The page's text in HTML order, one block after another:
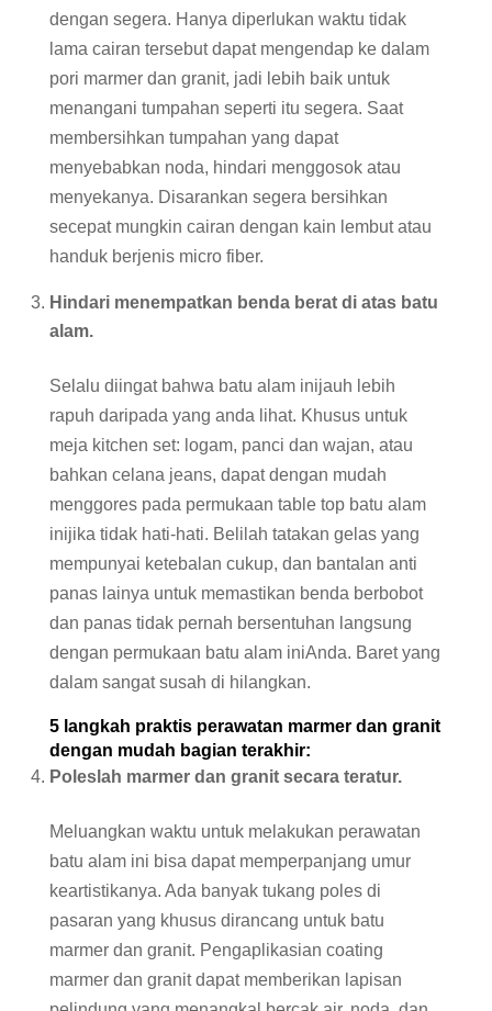
dengan segera. Hanya diperlukan waktu tidak
lama cairan tersebut dapat mengendap ke dalam
pori marmer dan granit, jadi lebih baik untuk
menangani tumpahan seperti itu segera. Saat
membersihkan tumpahan yang dapat
menyebabkan noda, hindari menggosok atau
menyekanya. Disarankan segera bersihkan
secepat mungkin cairan dengan kain lembut atau
handuk berjenis micro fiber.
Hindari menempatkan benda berat di atas batu
alam.
Selalu diingat bahwa batu alam inijauh lebih
rapuh daripada yang anda lihat. Khusus untuk
meja kitchen set: logam, panci dan wajan, atau
bahkan celana jeans, dapat dengan mudah
menggores pada permukaan table top batu alam
inijika tidak hati-hati. Belilah tatakan gelas yang
mempunyai ketebalan cukup, dan bantalan anti
panas lainya untuk memastikan benda berbobot
dan panas tidak pernah bersentuhan langsung
dengan permukaan batu alam iniAnda. Baret yang
dalam sangat susah di hilangkan.
5 langkah praktis perawatan marmer dan granit
dengan mudah bagian terakhir:
Poleslah marmer dan granit secara teratur.
Meluangkan waktu untuk melakukan perawatan
batu alam ini bisa dapat memperpanjang umur
keartistikanya. Ada banyak tukang poles di
pasaran yang khusus dirancang untuk batu
marmer dan granit. Pengaplikasian coating
marmer dan granit dapat memberikan lapisan